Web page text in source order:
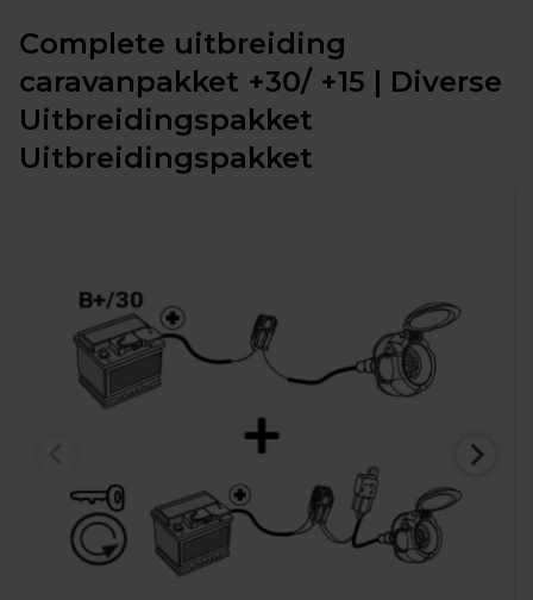
Complete uitbreiding
caravanpakket +30/ +15 | Diverse
Uitbreidingspakket
Uitbreidingspakket